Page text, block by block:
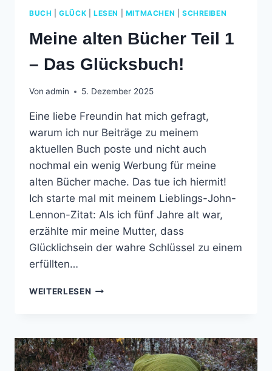
BUCH |GLÜCK LESEN MITMACHEN SCHREIBEN
Meine alten Bücher Teil 1
– Das Glücksbuch!
Von admin 5. Dezember 2025
Eine liebe Freundin hat mich gefragt,
warum ich nur Beiträge zu meinem
aktuellen Buch poste und nicht auch
nochmal ein wenig Werbung für meine
alten Bücher mache. Das tue ich hiermit!
Ich starte mal mit meinem Lieblings-John-
Lennon-Zitat: Als ich fünf Jahre alt war,
erzählte mir meine Mutter, dass
Glücklichsein der wahre Schlüssel zu einem
erfüllten…
WEITERLESEN MEINE
1
–
DAS